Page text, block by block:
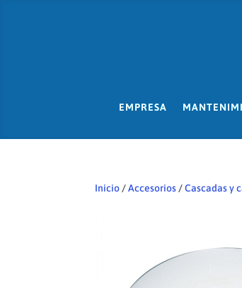
EMPRESA
Inicio /Accesorios /Cascadas y